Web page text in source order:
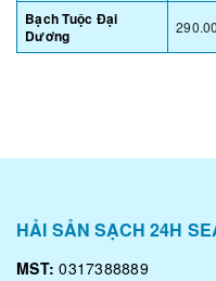
Bạch Tuộc Đại
Dương
HẢI SẢN SẠCH 24H
MST: 0317388889